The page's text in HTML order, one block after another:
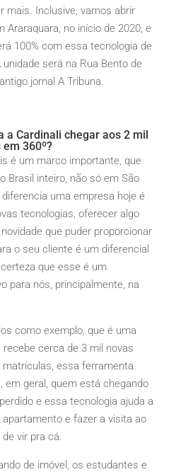
mais. Inclusive, vamos abrir
Araraquara, no início de 2020, e
100% com essa tecnologia de
será na Rua Bento de
jornal A Tribuna.
a Cardinali chegar aos 2 mil
360º?
é um marco importante, que
Brasil inteiro, não só em São
uma empresa hoje é
tecnologias, oferecer algo
que puder proporcionar
o seu cliente é um diferencial
que esse é um
para nós, principalmente, na
como exemplo, que é uma
cerca de 3 mil novas
essa ferramenta
em geral, quem está chegando
e essa tecnologia ajuda a
e fazer a visita ao
vir pra cá.
de imóvel, os estudantes e